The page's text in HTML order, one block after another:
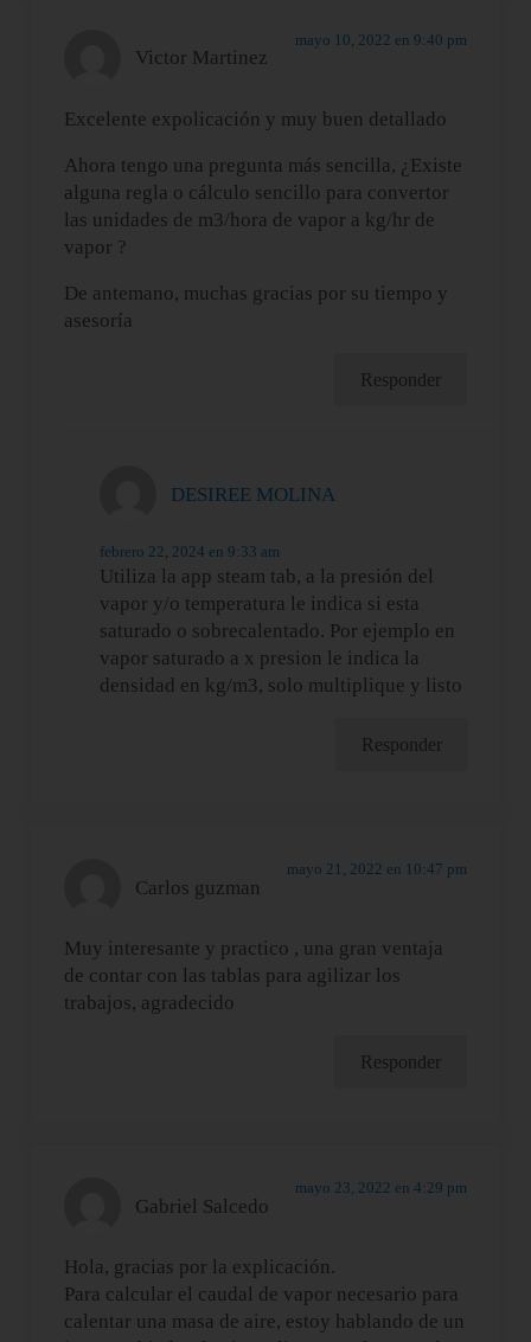
Victor Martinez
mayo 10, 2022 en 9:40 pm
Excelente expolicación y muy buen detallado
Ahora tengo una pregunta más sencilla, ¿Existe
alguna regla o cálculo sencillo para convertor
las unidades de m3/hora de vapor a kg/hr de
vapor ?
De antemano, muchas gracias por su tiempo y
asesoría
Responder
DESIREE MOLINA
febrero 22, 2024 en 9:33 am
Utiliza la app steam tab, a la presión del
vapor y/o temperatura le indica si esta
saturado o sobrecalentado. Por ejemplo en
vapor saturado a x presion le indica la
densidad en kg/m3, solo multiplique y listo
Responder
Carlos guzman
mayo 21, 2022 en 10:47 pm
Muy interesante y practico , una gran ventaja
de contar con las tablas para agilizar los
trabajos, agradecido
Responder
Gabriel Salcedo
mayo 23, 2022 en 4:29 pm
Hola, gracias por la explicación.
Para calcular el caudal de vapor necesario para
calentar una masa de aire, estoy hablando de un